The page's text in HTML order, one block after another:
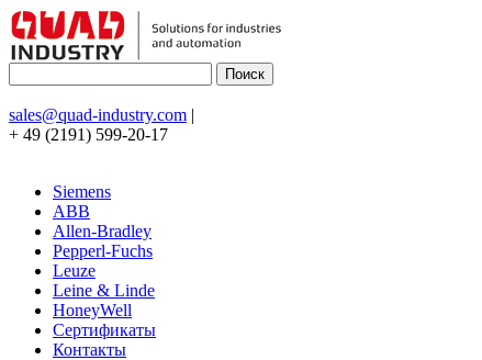
sales@quad-industry.com |
+ 49 (2191) 599-20-17
Siemens
ABB
Allen-Bradley
Pepperl-Fuchs
Leuze
Leine & Linde
HoneyWell
Сертификаты
Контакты